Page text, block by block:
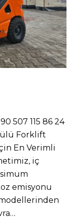
507 115 86 24
Forklift
En Verimli
iç
emisyonu